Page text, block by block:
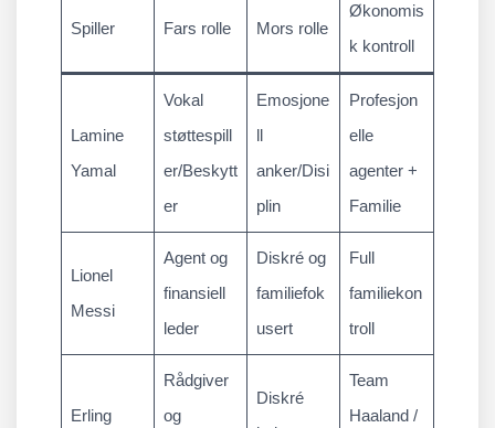
Spiller Fars rolle Mors rolle
Økonomis
k kontroll
Lamine
Yamal
Vokal
støttespill
er/Beskytt
er
Emosjone
ll
anker/Disi
plin
Profesjon
elle
agenter +
Familie
Lionel
Messi
Agent og
finansiell
leder
Diskré og
familiefok
usert
Full
familiekon
troll
Erling
Rådgiver
og
Diskré
Team
Haaland /